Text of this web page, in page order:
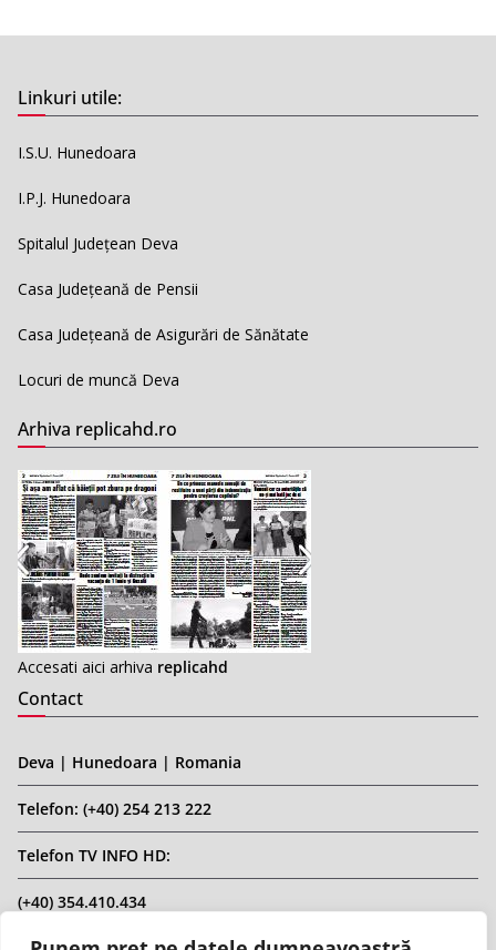
Linkuri utile:
I.S.U. Hunedoara
I.P.J. Hunedoara
Spitalul Județean Deva
Casa Județeană de Pensii
Casa Județeană de Asigurări de Sănătate
Locuri de muncă Deva
Arhiva replicahd.ro
Accesati aici arhiva replicahd
Contact
Deva | Hunedoara | Romania
Telefon: (+40) 254 213 222
Telefon TV INFO HD:
(+40) 354.410.434